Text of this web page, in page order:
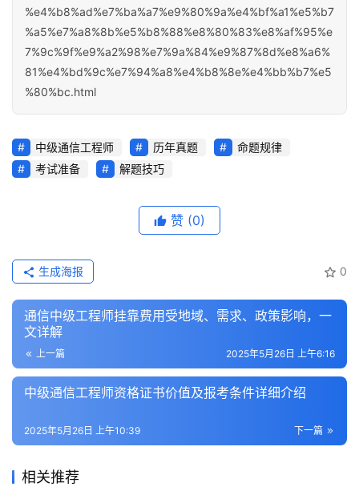
%e4%b8%ad%e7%ba%a7%e9%80%9a%e4%bf%a1%e5%b7
%a5%e7%a8%8b%e5%b8%88%e8%80%83%e8%af%95%e
7%9c%9f%e9%a2%98%e7%9a%84%e9%87%8d%e8%a6%
81%e4%bd%9c%e7%94%a8%e4%b8%8e%e4%bb%b7%e5
%80%bc.html
中级通信工程师 历年真题
命题规律
考试准备
解题技巧
赞 (0)
0
生成海报
通信中级工程师挂靠费用受地域、需求、政策影响，一
文详解
上一篇 2025年5月26日 上午6:16
中级通信工程师资格证书价值及报考条件详细介绍
下一篇
2025年5月26日 上午10:39
相关推荐